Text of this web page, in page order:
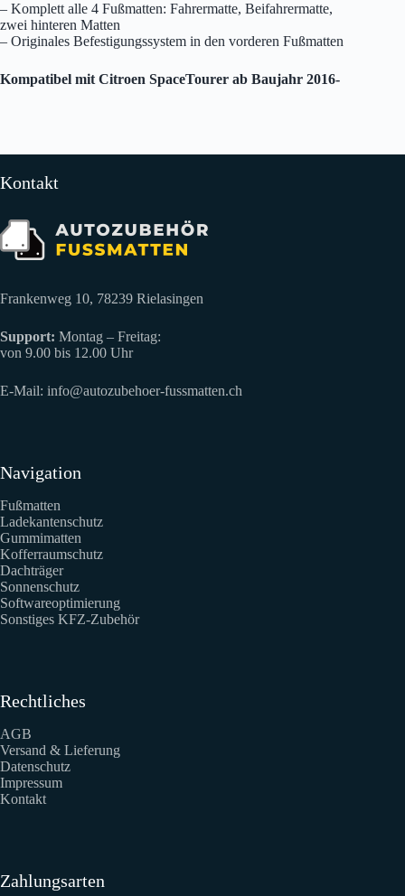
– Komplett alle 4 Fußmatten: Fahrermatte, Beifahrermatte,
zwei hinteren Matten
– Originales Befestigungssystem in den vorderen Fußmatten
Kompatibel mit Citroen SpaceTourer ab Baujahr 2016-
Kontakt
Frankenweg 10, 78239 Rielasingen
Support: Montag – Freitag:
von 9.00 bis 12.00 Uhr
E-Mail: info@autozubehoer-fussmatten.ch
Navigation
Fußmatten
Ladekantenschutz
Gummimatten
Kofferraumschutz
Dachträger
Sonnenschutz
Softwareoptimierung
Sonstiges KFZ-Zubehör
Rechtliches
AGB
Versand & Lieferung
Datenschutz
Impressum
Kontakt
Zahlungsarten